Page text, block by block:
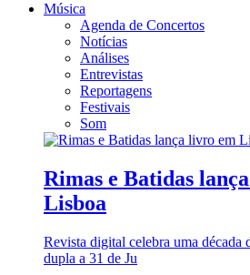
Música
Agenda de Concertos
Notícias
Análises
Entrevistas
Reportagens
Festivais
Som
Rimas e Batidas
Lisboa
Revista digital celebra uma década
dupla a 31 de Ju